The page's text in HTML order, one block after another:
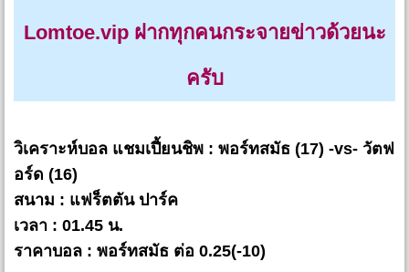
Lomtoe.vip ฝากทุกคนกระจายข่าวด้วยนะ
ครับ
วิเคราะห์บอล แชมเปี้ยนชิพ : พอร์ทสมัธ (17) -vs- วัตฟ
อร์ด (16)
สนาม : แฟร็ตตัน ปาร์ค
เวลา : 01.45 น.
ราคาบอล : พอร์ทสมัธ ต่อ 0.25(-10)